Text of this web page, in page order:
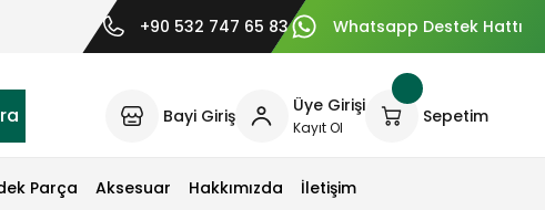
+90 532 747 65 83 Whatsapp Destek Hattı
Bayi Giriş Üye Girişi
Kayıt Ol
Sepetim
Parça Aksesuar Hakkımızda İletişim